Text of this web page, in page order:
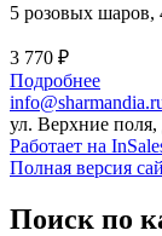
5 розовых шаров,
3 770 ₽
Подробнее
ул. Верхние поля,
Работает на
Полная версия
Поиск по